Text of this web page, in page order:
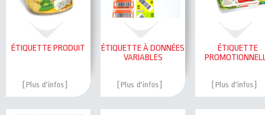
ÉTIQUETTE PRODUIT
ÉTIQUETTE À DONNÉES
VARIABLES
ÉTIQUETTE